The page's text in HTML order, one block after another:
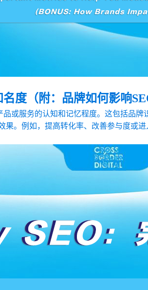
度（附：品牌如何影响
或服务的认知和记忆程度。这包括品
果。例如，提高转化率、改善参与度或